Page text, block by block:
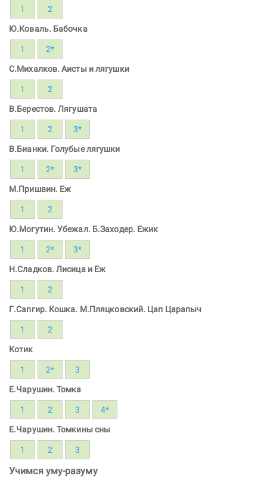
1 2
Ю.Коваль. Бабочка
1 2*
С.Михалков. Аисты и лягушки
1 2
В.Берестов. Лягушата
1 2 3*
В.Бианки. Голубые лягушки
1 2* 3*
М.Пришвин. Еж
1 2
Ю.Могутин. Убежал. Б.Заходер. Ежик
1 2* 3*
Н.Сладков. Лисица и Еж
1 2
Г.Сапгир. Кошка. М.Пляцковский. Цап Царапыч
1 2
Котик
1 2* 3
Е.Чарушин. Томка
1 2 3 4*
Е.Чарушин. Томкины сны
1 2 3
Учимся уму-разуму